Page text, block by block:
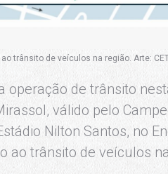
trânsito de veículos na região. Arte:
operação de trânsito
válido pelo
Nilton Santos, no
ao trânsito de veículos